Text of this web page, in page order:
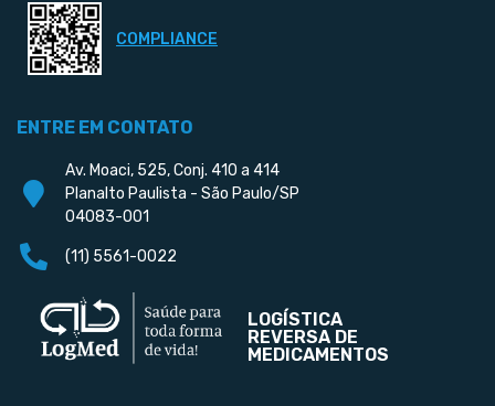
COMPLIANCE
ENTRE EM CONTATO
Av. Moaci, 525, Conj. 410 a 414
Planalto Paulista - São Paulo/SP
04083-001
(11) 5561-0022
LOGÍSTICA
REVERSA DE
MEDICAMENTOS